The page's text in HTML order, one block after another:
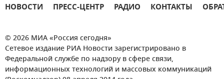
НОВОСТИ ПРЕСС-ЦЕНТР РАДИО КОНТАКТЫ
© 2026 МИА «Россия сегодня»
Сетевое издание РИА Новости зарегистрировано в
Федеральной службе по надзору в сфере связи,
информационных технологий и массовых коммуникаций